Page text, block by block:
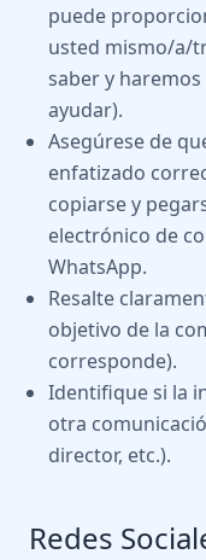
puede
usted mismo/a/
saber y
ayudar).
Asegúrese de
enfatizado
copiarse y
electrónico de
WhatsApp.
Resalte
objetivo de la
corresponde).
Identifique si la
otra
director, etc.).
Redes